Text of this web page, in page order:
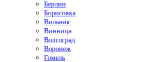
Берлин
Борисовка
Вильнюс
Винница
Волгоград
Воронеж
Гомель